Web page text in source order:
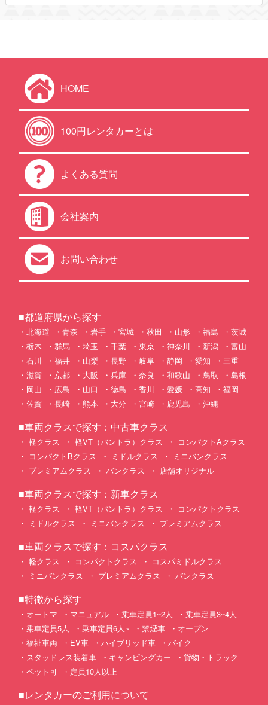
HOME
100円レンタカーとは
よくある質問
会社案内
お問い合わせ
■都道府県から探す
北海道 青森 岩手 宮城 秋田 山形 福島
茨城
栃木
群馬 埼玉 千葉 東京 神奈川 新潟
富山
石川
福井 山梨 長野 岐阜 静岡 愛知
三重
滋賀
京都 大阪 兵庫 奈良 和歌山 鳥取
島根
岡山
広島 山口 徳島 香川 愛媛 高知
福岡
佐賀
長崎 熊本 大分 宮崎 鹿児島 沖縄
■車両クラスで探す：中古車クラス
軽クラス 軽VT（バントラ）クラス
コンパクトAクラス
コンパクトBクラス
ミドルクラス
ミニバンクラス
プレミアムクラス
バンクラス 店舗オリジナル
■車両クラスで探す：新車クラス
軽クラス 軽VT（バントラ）クラス
コンパクトクラス
ミドルクラス
ミニバンクラス プレミアムクラス
■車両クラスで探す：コスパクラス
軽クラス コンパクトクラス
コスパミドルクラス
ミニバンクラス
プレミアムクラス バンクラス
■特徴から探す
オートマ マニュアル 乗車定員1~2人
乗車定員3~4人
乗車定員5人
乗車定員6人~ 禁煙車
オープン
福祉車両
EV車 ハイブリッド車
バイク
スタッドレス装着車
キャンピングカー
貨物・トラック
ペット可
定員10人以上
■レンタカーのご利用について